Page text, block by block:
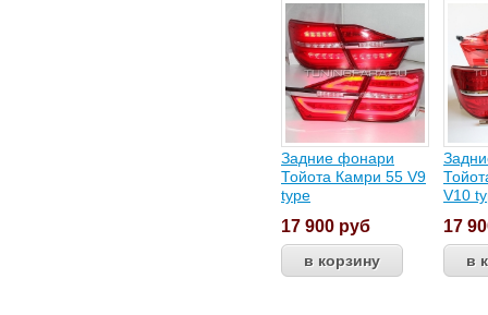
Задние фонари
Тойота Камри 55 V9
type
17 900 руб
V10
17